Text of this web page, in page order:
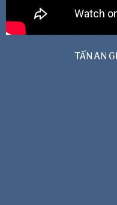
TẤN AN